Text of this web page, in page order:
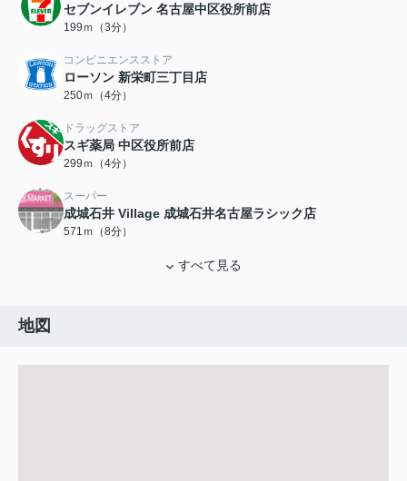
セブンイレブン 名古屋中区役所前店
199ｍ（3分）
コンビニエンスストア
ローソン 新栄町三丁目店
250ｍ（4分）
ドラッグストア
スギ薬局 中区役所前店
299ｍ（4分）
スーパー
成城石井 Village 成城石井名古屋ラシック店
571ｍ（8分）
すべて見る
地図